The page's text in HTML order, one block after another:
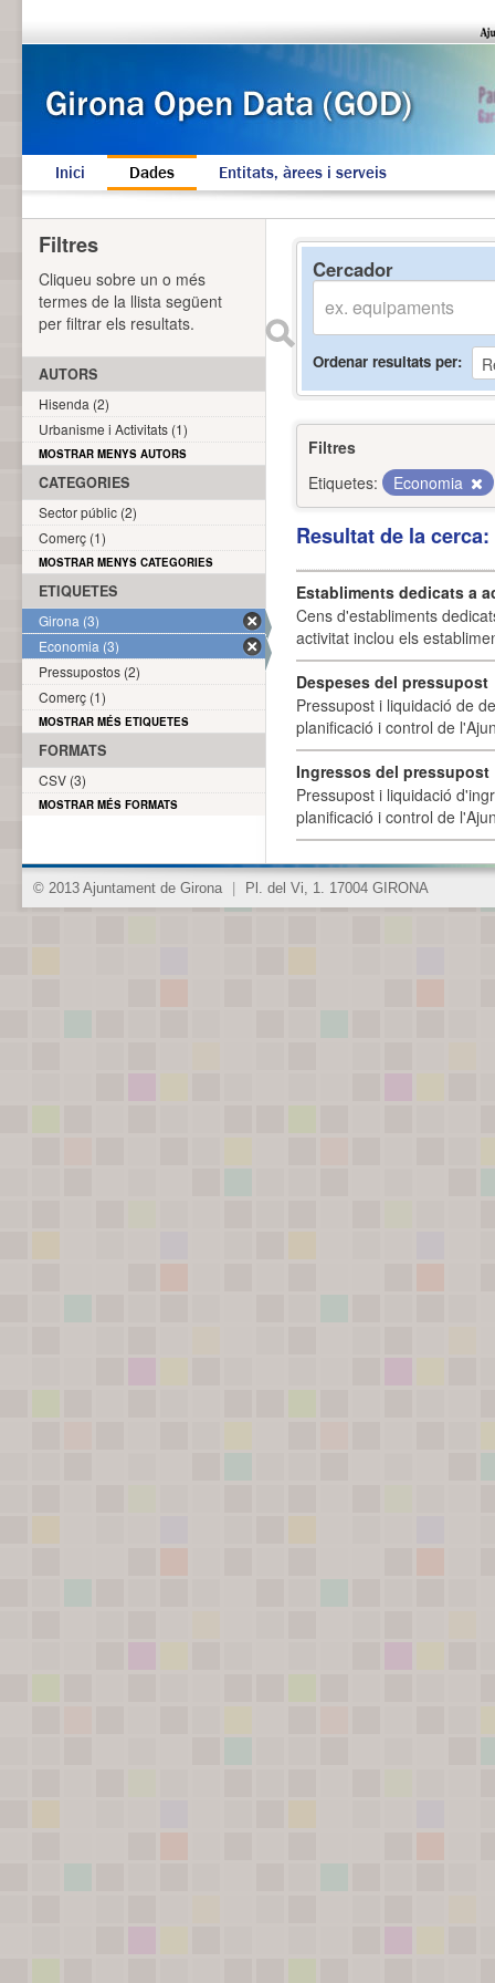
Inici Dades Entitats, àrees i serveis
Cercador
Ordenar resultats per
Filtres
Etiquetes:
Economia
Resultat de la
Establiments dedicats a
Cens d'establiments
activitat inclou els
Despeses del pressupost
Pressupost i liquidació de
planificació i control de
Ingressos del pressupost
Pressupost i liquidació
planificació i control de
Filtres
Cliqueu sobre un o més
termes de la llista següent
per filtrar els resultats.
AUTORS
Hisenda (2)
Urbanisme i Activitats (1)
MOSTRAR MENYS AUTORS
CATEGORIES
Sector públic (2)
Comerç (1)
MOSTRAR MENYS CATEGORIES
ETIQUETES
Girona (3)
Economia (3)
Pressupostos (2)
Comerç (1)
MOSTRAR MÉS ETIQUETES
FORMATS
CSV (3)
MOSTRAR MÉS FORMATS
© 2013 Ajuntament de Girona Pl. del Vi, 1. 17004 GIRONA